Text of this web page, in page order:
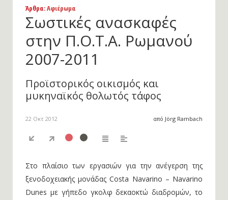
Άρθρα: Αφιέρωμα
Σωστικές ανασκαφές
στην Π.Ο.Τ.Α. Ρωμανού
2007-2011
Προϊστορικός οικισμός και
μυκηναϊκός θολωτός τάφος
22 Οκτ 2012 από Jörg Rambach
Στο πλαίσιο των εργασιών για την ανέγερση της
ξενοδοχειακής μονάδας Costa Navarino – Navarino
Dunes με γήπεδο γκολφ δεκαοκτώ διαδρομών, το